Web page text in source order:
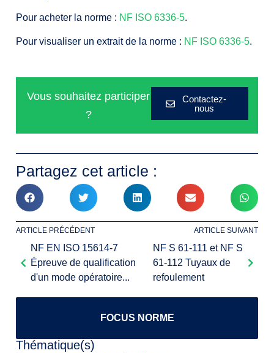
Pour acheter la norme : NF ISO 6336-5.
Pour visualiser un extrait de la norme : NF ISO 6336-5.
Vous souhaitez participer
?
Contactez-
nous
Partagez cet article :
ARTICLE PRÉCÉDENT ARTICLE SUIVANT
NF EN ISO 15614-7
Épreuve de qualification
d'un mode opératoire...
NF S 61-111 et NF S
61-112 Tuyaux de
refoulement
FOCUS NORME
Thématique(s)